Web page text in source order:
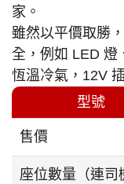
家。
雖然以平價取勝
全，例如 LED 燈
恆溫冷氣，12V
型號
售價
座位數量（連司